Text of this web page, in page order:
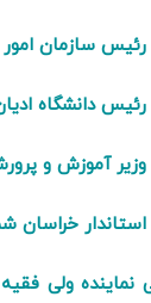
سازمان امور
دانشگاه
آموزش و
خراسان
نماینده ولی